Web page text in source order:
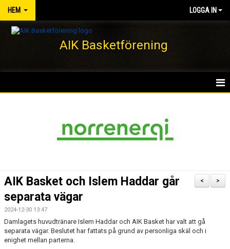
HEM LOGGA IN
AIK Basketförening
DOKUMENT
AVGIFTER
>
<
AIK Basket och Islem Haddar går
separata vägar
2024-12-30 13:47
Damlagets huvudtränare Islem Haddar och AIK Basket har valt att gå
separata vägar. Beslutet har fattats på grund av personliga skäl och i
enighet mellan parterna.